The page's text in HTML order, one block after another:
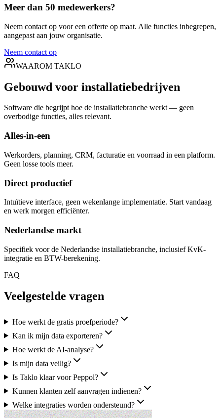
Meer dan 50 medewerkers?
Neem contact op voor een offerte op maat. Alle functies inbegrepen,
aangepast aan jouw organisatie.
Neem contact op
WAAROM TAKLO
Gebouwd voor installatiebedrijven
Software die begrijpt hoe de installatiebranche werkt — geen
overbodige functies, alles relevant.
Alles-in-een
Werkorders, planning, CRM, facturatie en voorraad in een platform.
Geen losse tools meer.
Direct productief
Intuïtieve interface, geen wekenlange implementatie. Start vandaag
en werk morgen efficiënter.
Nederlandse markt
Specifiek voor de Nederlandse installatiebranche, inclusief KvK-
integratie en BTW-berekening.
FAQ
Veelgestelde vragen
Hoe werkt de gratis proefperiode?
Kan ik mijn data exporteren?
Hoe werkt de AI-analyse?
Is mijn data veilig?
Is Taklo klaar voor Peppol?
Kunnen klanten zelf aanvragen indienen?
Welke integraties worden ondersteund?